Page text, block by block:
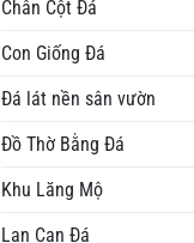
Chân Cột Đá
Con Giống Đá
Đá lát nền sân vườn
Đồ Thờ Bằng Đá
Khu Lăng Mộ
Lan Can Đá